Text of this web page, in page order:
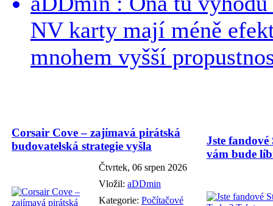
NV karty mají méně
mnohem vyšší
Corsair Cove – zajímavá pirátská
budovatelská strategie vyšla
Čtvrtek, 06 srpen 2026
Vložil: aDDmin
Kategorie: Počítačové
Jste
vám bude